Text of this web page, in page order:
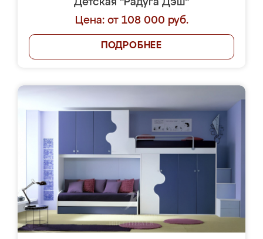
Детская "Радуга Дэш"
Цена: от 108 000 руб.
ПОДРОБНЕЕ